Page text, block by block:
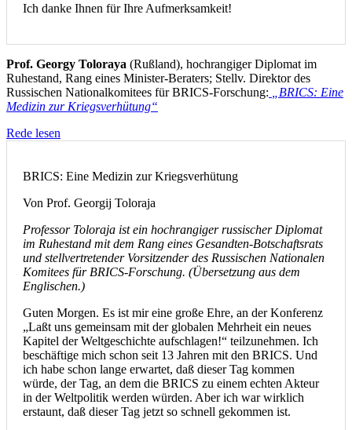
Ich danke Ihnen für Ihre Aufmerksamkeit!
Prof. Georgy Toloraya (Rußland), hochrangiger Diplomat im
Ruhestand, Rang eines Minister-Beraters; Stellv. Direktor des
Russischen Nationalkomitees für BRICS-Forschung:
„BRICS: Eine
Medizin zur Kriegsverhütung“
Rede lesen
BRICS: Eine Medizin zur Kriegsverhütung
Von Prof. Georgij Toloraja
Professor Toloraja ist ein hochrangiger russischer Diplomat
im Ruhestand mit dem Rang eines Gesandten-Botschaftsrats
und stellvertretender Vorsitzender des Russischen Nationalen
Komitees für BRICS-Forschung. (Übersetzung aus dem
Englischen.)
Guten Morgen. Es ist mir eine große Ehre, an der Konferenz
„Laßt uns gemeinsam mit der globalen Mehrheit ein neues
Kapitel der Weltgeschichte aufschlagen!“ teilzunehmen. Ich
beschäftige mich schon seit 13 Jahren mit den BRICS. Und
ich habe schon lange erwartet, daß dieser Tag kommen
würde, der Tag, an dem die BRICS zu einem echten Akteur
in der Weltpolitik werden würden. Aber ich war wirklich
erstaunt, daß dieser Tag jetzt so schnell gekommen ist.